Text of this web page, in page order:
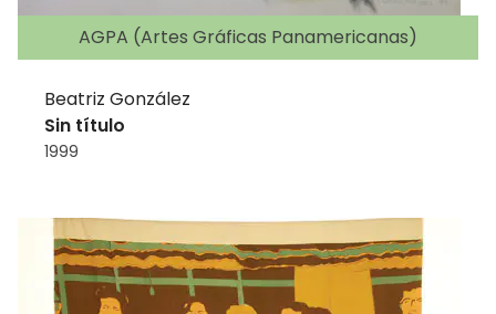
AGPA (Artes Gráficas Panamericanas)
Beatriz González
Sin título
1999